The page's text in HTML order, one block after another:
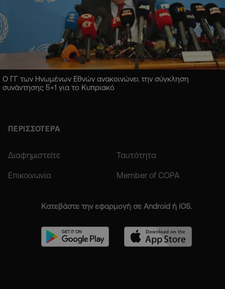
Ο ΓΓ των Ηνωμένων Εθνών ανακοινώνει την σύγκληση
συνάντησης 5+1 για το Κυπριακό
ΠΕΡΙΣΣΟΤΕΡΑ
Διαφημιστείτε Ταυτότητα
Επικοινωνία Member of COPA
Κατεβάστε την εφαρμογή σε Android ή iOS.